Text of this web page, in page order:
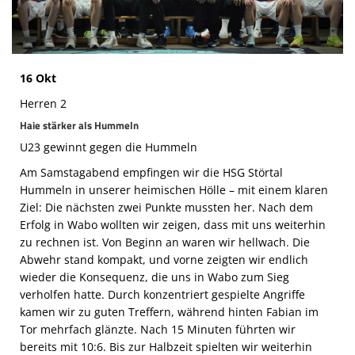
Trainer
ALLE SPIELE
HAIE TV
NEWSLETTER
DIE HAIE I Intern
Partner
16 Okt
Herren 2
Haie stärker als Hummeln
U23 gewinnt gegen die Hummeln
Am Samstagabend empfingen wir die HSG Störtal
Hummeln in unserer heimischen Hölle – mit einem klaren
Ziel: Die nächsten zwei Punkte mussten her. Nach dem
Erfolg in Wabo wollten wir zeigen, dass mit uns weiterhin
zu rechnen ist. Von Beginn an waren wir hellwach. Die
Abwehr stand kompakt, und vorne zeigten wir endlich
wieder die Konsequenz, die uns in Wabo zum Sieg
verholfen hatte. Durch konzentriert gespielte Angriffe
kamen wir zu guten Treffern, während hinten Fabian im
Tor mehrfach glänzte. Nach 15 Minuten führten wir
bereits mit 10:6. Bis zur Halbzeit spielten wir weiterhin